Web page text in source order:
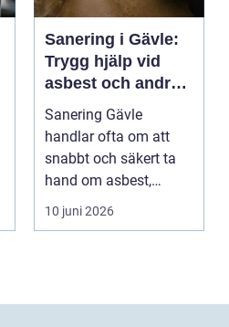
Sanering i Gävle:
Trygg hjälp vid
asbest och andra
skador
Sanering Gävle
handlar ofta om att
snabbt och säkert ta
hand om asbest,
mögel, brand-...
10 juni 2026